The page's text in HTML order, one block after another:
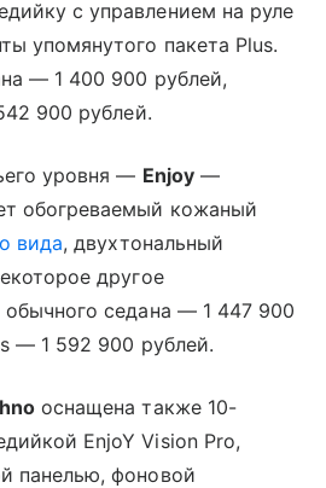
с управлением на руле
упомянутого пакета Plus.
— 1 400 900 рублей,
900 рублей.
уровня — Enjoy—
обогреваемый кожаный
вида, двухтональный
другое
седана — 1 447 900
— 1 592 900 рублей.
оснащена также 10-
EnjoY Vision Pro,
панелью, фоновой